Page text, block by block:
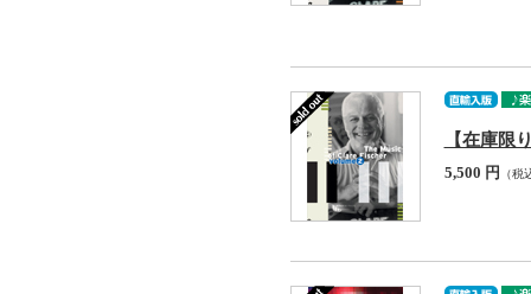
【在庫限
5,500 円 （税